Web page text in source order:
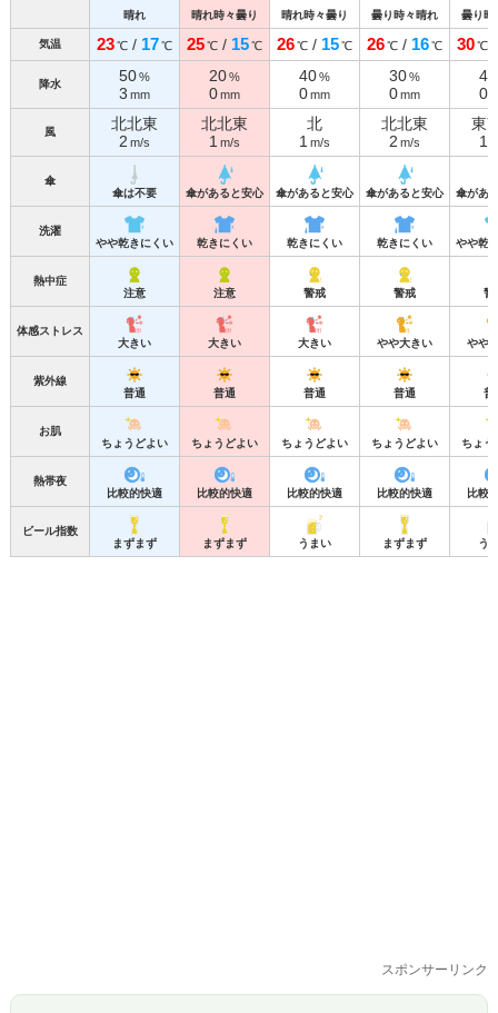
晴れ 晴れ時々曇り 晴れ時々曇り 曇り時々晴れ 曇り時
気温 23℃/ 17℃ 25℃/ 15℃ 26℃/ 15℃ 26℃/ 16℃ 30℃
降水 50%
3 mm
20%
0mm
40%
0mm
30%
0mm
40
0
風
北北東
2 m/s
北北東
1 m/s
北
1 m/s
北北東
2 m/s
東
1
傘
傘は不要
傘があると安心 傘があると安心 傘があると安心 傘があ
洗濯
やや乾きにくい
乾きにくい 乾きにくい 乾きにくい やや乾
熱中症
注意
注意 警戒 警戒 警
体感ストレス
大きい
大きい 大きい やや大きい やや
紫外線
普通
普通 普通 普通 普
お肌
ちょうどよい
ちょうどよい ちょうどよい ちょうどよい ちょう
熱帯夜
比較的快適
比較的快適 比較的快適 比較的快適 比較
ビール指数
まずまず
まずまず うまい まずまず う
スポンサーリンク